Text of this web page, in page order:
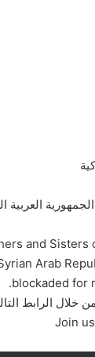
الجمهورية
Arab
blockaded for
خلال الرابط
Join